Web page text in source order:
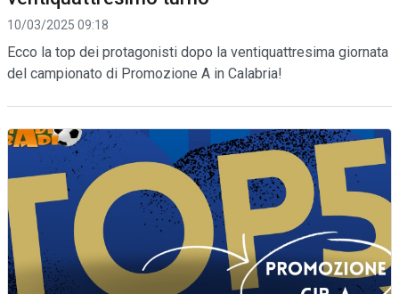
10/03/2025 09:18
Ecco la top dei protagonisti dopo la ventiquattresima giornata
del campionato di Promozione A in Calabria!